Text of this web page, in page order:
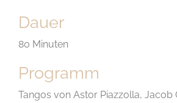
Dauer
80 Minuten
Programm
Tangos von Astor Piazzolla, Jacob